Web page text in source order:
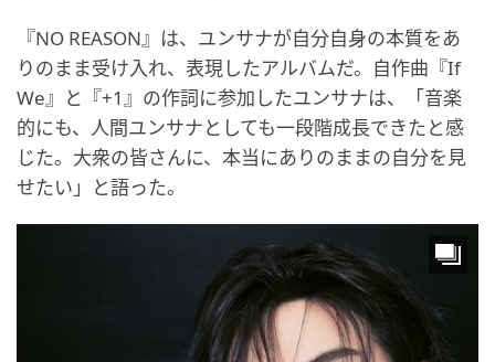
『NO REASON』は、ユンサナが自分自身の本質をあ
りのまま受け入れ、表現したアルバムだ。自作曲『If
We』と『+1』の作詞に参加したユンサナは、「音楽
的にも、人間ユンサナとしても一段階成長できたと感
じた。大衆の皆さんに、本当にありのままの自分を見
せたい」と語った。